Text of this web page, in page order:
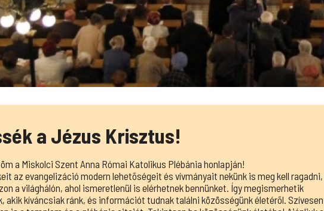
a Jézus Krisztus!
a Miskolci Szent Anna Római Katolikus Plébánia honlapján!
az evangelizáció modern lehetõségeit és vívmányait nekünk is meg kell ragadni,
a világhálón, ahol ismeretlenül is elérhetnek bennünket. Így megismerhetik
akik kíváncsiak ránk, és információt tudnak találni közösségünk életérõl. Szívesen